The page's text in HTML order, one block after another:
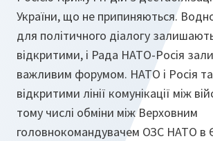
України, що не припиняються.
для політичного діалогу
відкритими, і Рада НАТО-Росія
важливим форумом. НАТО і Росія
відкритими лінії комунікації між
тому числі обміни між Верховним
головнокомандувачем ОЗС НАТО в